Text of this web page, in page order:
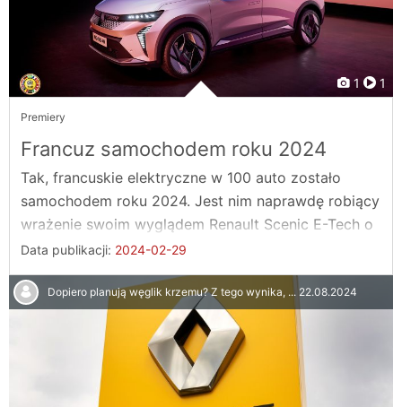
1 1
Premiery
Francuz samochodem roku 2024
Tak, francuskie elektryczne w 100 auto zostało
samochodem roku 2024. Jest nim naprawdę robiący
wrażenie swoim wyglądem Renault Scenic E-Tech o
...
Data publikacji: 2024-02-29
Dopiero planują węglik krzemu? Z tego wynika, ... 22.08.2024